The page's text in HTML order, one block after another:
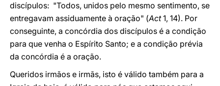
discípulos: "Todos, unidos pelo mesmo sentimento, se
entregavam assiduamente à oração" (Act1, 14). Por
conseguinte, a concórdia dos discípulos é a condição
para que venha o Espírito Santo; e a condição prévia
da concórdia é a oração.
Queridos irmãos e irmãs, isto é válido também para a